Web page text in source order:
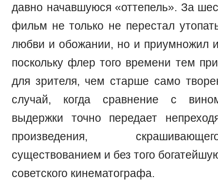
давно начавшуюся «оттепель». За
фильм не только не перестал
любви и обожании, но и приумножил
поскольку флер того времени тем
для зрителя, чем старше само
случай, когда сравнение с
выдержки точно передает
произведения,
существованием и без того
советского кинематографа.